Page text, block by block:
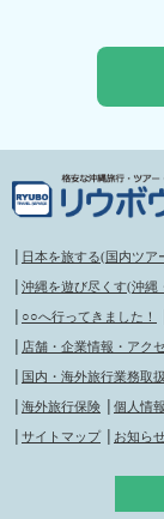
日本を旅する(国内ツア
沖縄を遊び尽くす(沖縄
○○へ行ってきました！
店舗・企業情報・アク
国内・海外旅行業務取
海外旅行保険 個人情
サイトマップ お知ら